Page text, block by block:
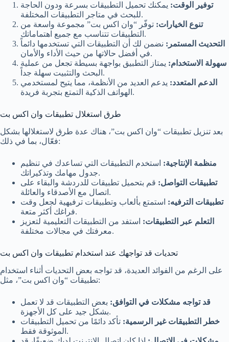
توفير الوقت: يمكنك تحميل التطبيقات بسرعة ودون الحاجة
للبحث في متاجر التطبيقات المختلفة.
تنوع الخيارات: توفّر “وان اكس بت” مجموعة واسعة من
التطبيقات تتناسب مع جميع اهتماماتك.
التحديث المستمر: نضمن لك أن التطبيقات التي تستخدمها دائماً
في أفضل حالاتها من حيث الأداء والأمان.
سهولة الاستخدام: يمتاز التطبيق بواجهة بسيطة تجعل من عملية
البحث والتثبيت سهلة جداً.
الدعم المتعدد: يدعم العديد من الأنظمة، مما يتيح لمستخدمي
الهواتف الذكية التمتع بتجربة فريدة.
طرق استغلال تطبيقات وان اكس بت
بعد تنزيل تطبيقات “وان اكس بت”، هناك عدة طرق لاستغلالها بشكل
فعّال، بما في ذلك:
منظمة الإنتاجية: استخدم التطبيقات التي تساعدك في تنظيم
جدول مهامك وتذكيراتك.
تطبيقات التواصل: قم بتحميل تطبيقات للدردشة والبقاء على
اتصال مع الأصدقاء والعائلة.
تطبيقات الترفيه: استمتع بألعاب وتطبيقات ترفيهية لجعل وقت
فراغك أكثر متعة.
التعلم عبر التطبيقات: استفد من التطبيقات التعليمية لتعزيز
معرفتك في مجالات مختلفة.
تحديات قد تواجهك عند استخدام تطبيقات وان اكس بت
على الرغم من الفوائد العديدة، قد تواجه بعض التحديات أثناء استخدام
تطبيقات “وان اكس بت”، مثل:
قد تواجه مشكلات في التوافق: بعض التطبيقات قد لا تعمل
بشكل جيد على كل الأجهزة.
خطر التطبيقات غير الرسمية: تأكد دائمًا من تحميل التطبيقات
الموثوقة فقط.